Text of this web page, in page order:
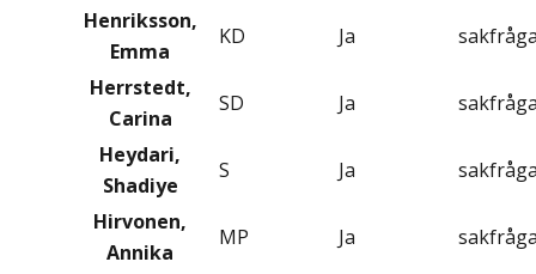
Henriksson,
Emma
KD Ja
Herrstedt,
Carina
SD Ja
Heydari,
Shadiye
S Ja
Hirvonen,
Annika
MP Ja